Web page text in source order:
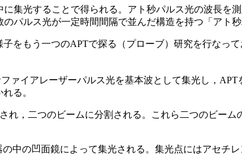
集光することで得られる。アト秒パルス光の波長を
パルス光が一定時間間隔で並んだ構造を持つ「アト
をもう一つのAPTで探る（プローブ）研究を行なっ
ァイアレーザーパルス光を基本波として集光し，
る。
れ，二つのビームに分割される。これら二つのビー
中の凹面鏡によって集光される。集光点にはアセチ